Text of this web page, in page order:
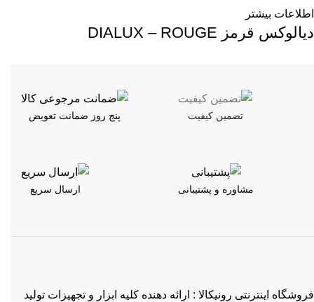
اطلاعات بیشتر
دیالوکس قرمز DIALUX – ROUGE
تضمین کیفیت پنج روز ضمانت تعویض
مشاوره و پشتیبانی ارسال سریع
فروشگاه اینترنتی رونیکالا : ارائه دهنده کلیه ابزار و تجهیزات تولید